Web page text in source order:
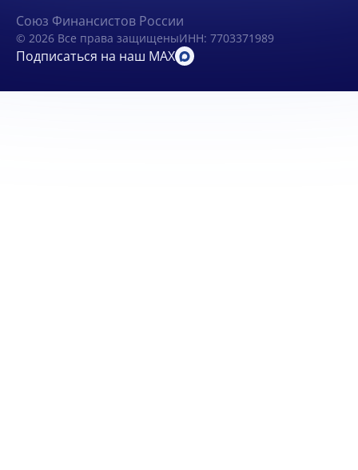
Союз Финансистов России
© 2026 Все права защищеныИНН: 7703371989
Подписаться на наш MAX